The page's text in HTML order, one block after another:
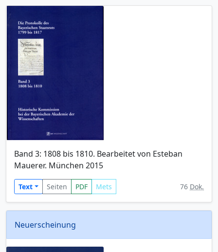
Band 3: 1808 bis 1810. Bearbeitet von Esteban
Mauerer. München 2015
Text Seiten PDF Mets 76 Dok.
Neuerscheinung